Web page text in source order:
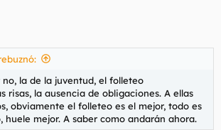
la de la juventud, el folleteo
risas, la ausencia de obligaciones. A ellas
obviamente el folleteo es el mejor, todo es
huele mejor. A saber como andarán ahora.